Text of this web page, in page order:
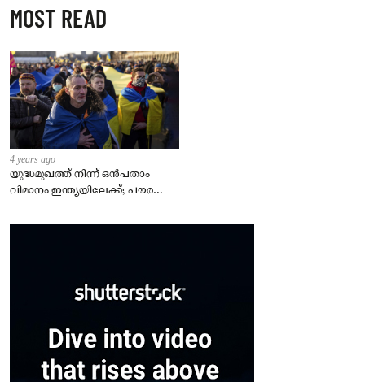
MOST READ
4 years ago
യുദ്ധമുഖത്ത് നിന്ന് ഒൻപതാം
വിമാനം ഇന്ത്യയിലേക്ക്; പൗരന്മാർ
– കേന്ദ്രം